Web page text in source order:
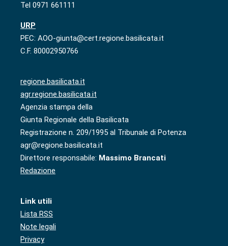
Tel 0971 661111
URP
PEC: AOO-giunta@cert.regione.basilicata.it
C.F. 80002950766
regione.basilicata.it
agr.regione.basilicata.it
Agenzia stampa della
Giunta Regionale della Basilicata
Registrazione n. 209/1995 al Tribunale di Potenza
agr@regione.basilicata.it
Direttore responsabile: Massimo Brancati
Redazione
Link utili
Lista RSS
Note legali
Privacy